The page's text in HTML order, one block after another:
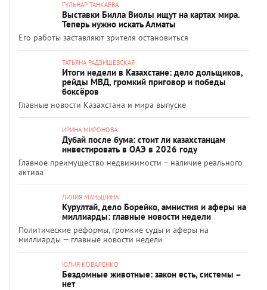
ГУЛЬНАР ТАНКАЕВА
Выставки Билла Виолы ищут на картах мира.
Теперь нужно искать Алматы
Его работы заставляют зрителя остановиться
ТАТЬЯНА РАДЗИШЕВСКАЯ
Итоги недели в Казахстане: дело дольщиков,
рейды МВД, громкий приговор и победы
боксёров
Главные новости Казахстана и мира выпуске
ИРИНА МИРОНОВА
Дубай после бума: стоит ли казахстанцам
инвестировать в ОАЭ в 2026 году
Главное преимущество недвижимости – наличие реального
актива
ЛИЛИЯ МАНЬШИНА
Курултай, дело Борейко, амнистия и аферы на
миллиарды: главные новости недели
Политические реформы, громкие суды и аферы на
миллиарды — главные новости недели
ЮЛИЯ КОВАЛЕНКО
Бездомные животные: закон есть, системы –
нет